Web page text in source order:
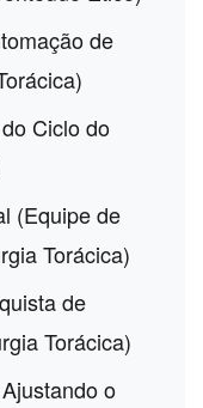
de
Ciclo do
(Equipe de
Torácica)
de
Torácica)
o